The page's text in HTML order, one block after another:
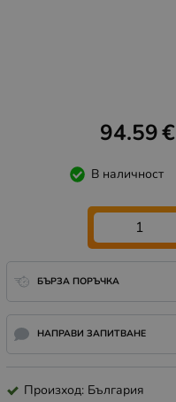
94.59€
В наличност
БЪРЗА ПОРЪЧКА
НАПРАВИ ЗАПИТВАНЕ
Произход: България